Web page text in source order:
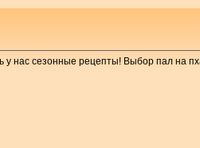
у нас сезонные рецепты! Выбор пал на